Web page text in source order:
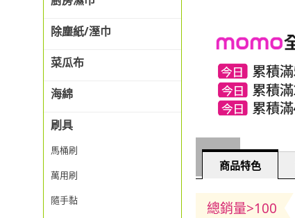
除塵紙/溼巾
菜瓜布
海綿
刷具
馬桶刷
萬用刷
隨手黏
商品特色
總銷量>100